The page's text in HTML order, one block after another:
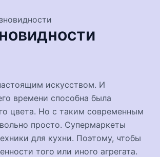
искусством. И
времени способна была
цвета. Но с таким современным
просто. Супермаркеты
для кухни. Поэтому, чтобы
того или иного агрегата.